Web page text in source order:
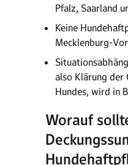
Pfalz, Saarland
Keine
Mecklenburg-
also Klärung der
Hundes, wird in
Worauf